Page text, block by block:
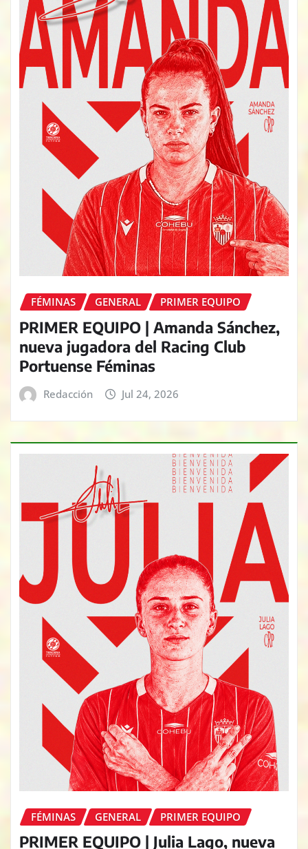
FÉMINAS GENERAL PRIMER EQUIPO
PRIMER EQUIPO | Amanda Sánchez,
nueva jugadora del Racing Club
Portuense Féminas
Redacción Jul 24, 2026
FÉMINAS GENERAL PRIMER EQUIPO
PRIMER EQUIPO | Julia Lago, nueva